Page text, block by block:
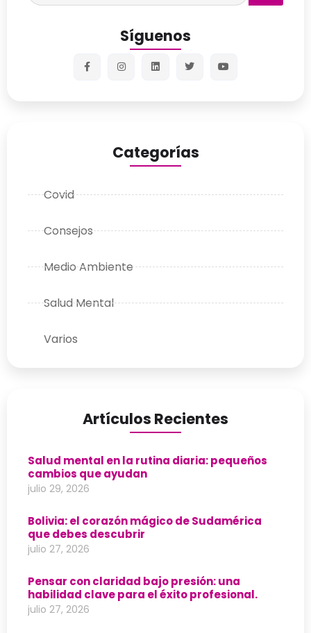
Síguenos
Categorías
Covid
Consejos
Medio Ambiente
Salud Mental
Varios
Artículos Recientes
Salud mental en la rutina diaria: pequeños
cambios que ayudan
julio 29, 2026
Bolivia: el corazón mágico de Sudamérica
que debes descubrir
julio 27, 2026
Pensar con claridad bajo presión: una
habilidad clave para el éxito profesional.
julio 27, 2026